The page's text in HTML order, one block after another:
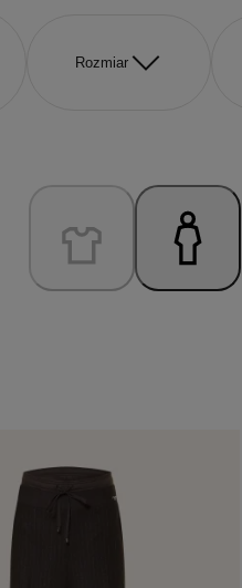
Rozmiar